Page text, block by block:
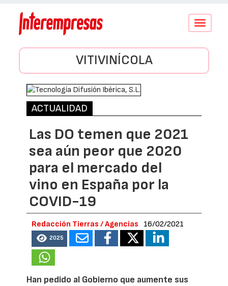
Conmutar
VITIVINÍCOLA
ACTUALIDAD
Las DO temen que 2021
sea aún peor que 2020
para el mercado del
vino en España por la
COVID-19
Redacción Tierras / Agencias 16/02/2021
2025
Han pedido al Gobierno que aumente sus